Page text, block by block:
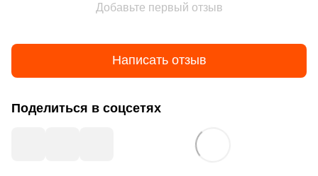
Добавьте первый отзыв
Написать отзыв
Поделиться в соцсетях